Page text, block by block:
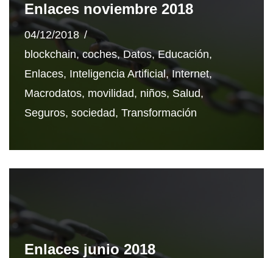
Enlaces noviembre 2018
04/12/2018
blockchain,coches,Datos,Educación,
Enlaces, Inteligencia Artificial, Internet,
Macrodatos, movilidad, niños, Salud,
Seguros, sociedad, Transformación
Enlaces junio 2018